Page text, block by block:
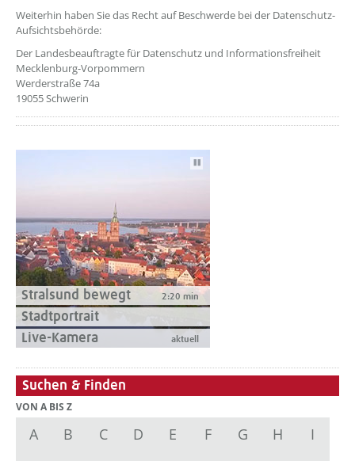
Weiterhin haben Sie das Recht auf Beschwerde bei der Datenschutz-
Aufsichtsbehörde:
Der Landesbeauftragte für Datenschutz und Informationsfreiheit
Mecklenburg-Vorpommern
Werderstraße 74a
19055 Schwerin
Stralsund bewegt 2:20 min
Stadtportrait
Live-Kamera
aktuell
Autoplay
Suchen & Finden
VON A BIS Z
A B C D E F G H
I